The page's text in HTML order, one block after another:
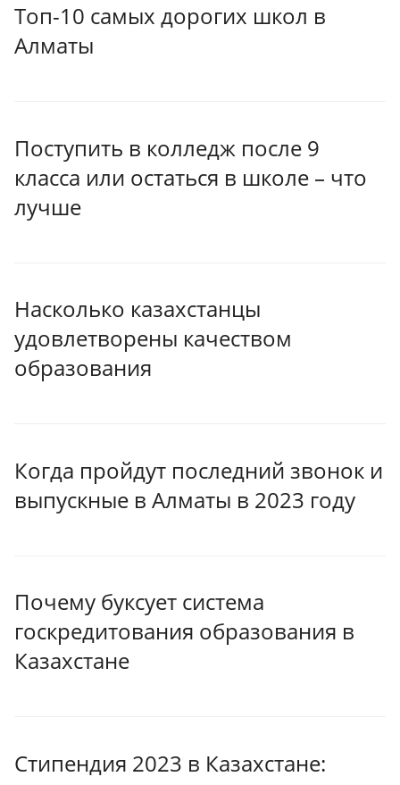
Топ-10 самых дорогих школ в
Алматы
Поступить в колледж после 9
класса или остаться в школе – что
лучше
Насколько казахстанцы
удовлетворены качеством
образования
Когда пройдут последний звонок и
выпускные в Алматы в 2023 году
Почему буксует система
госкредитования образования в
Казахстане
Стипендия 2023 в Казахстане: